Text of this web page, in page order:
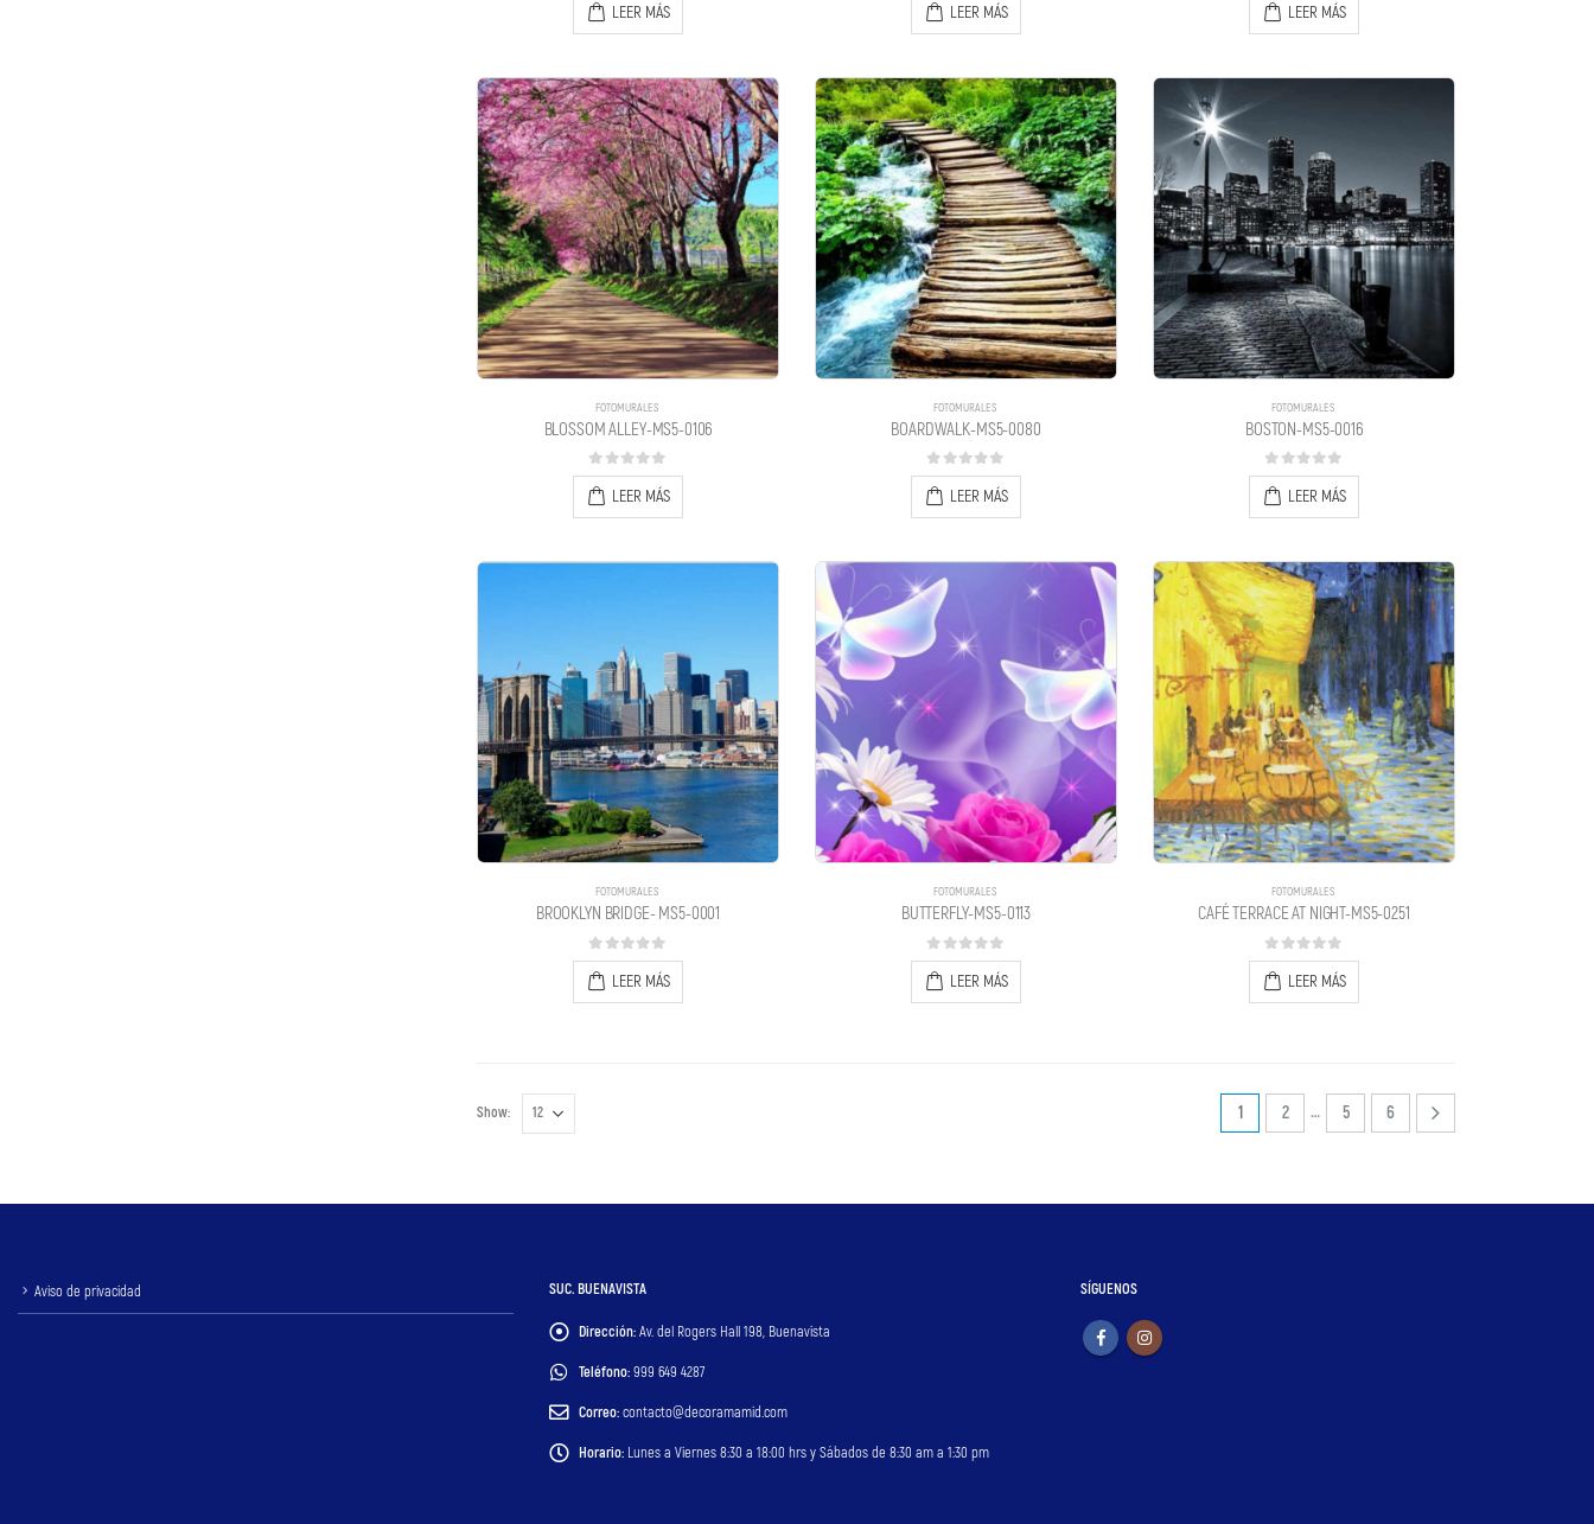
LEER MÁS LEER MÁS LEER MÁS
FOTOMURALES
BLOSSOM ALLEY-MS5-0106
0out of 5
LEER MÁS
FOTOMURALES
BOARDWALK-MS5-0080
0out of 5
LEER MÁS
FOTOMURALES
BOSTON-MS5-0016
0out of 5
LEER MÁS
FOTOMURALES
BROOKLYN BRIDGE- MS5-0001
0out of 5
LEER MÁS
FOTOMURALES
BUTTERFLY-MS5-0113
0out of 5
LEER MÁS
FOTOMURALES
CAFÉ TERRACE AT NIGHT-MS5-0251
0out of 5
LEER MÁS
Show: 1 2 … 5 6
Aviso de privacidad SUC. BUENAVISTA
Dirección:Av. del Rogers Hall 198, Buenavista
Teléfono:999 649 4287
Correo:contacto@decoramamid.com
Horario: Lunes a Viernes 8:30 a 18:00 hrs y Sábados de 8:30 am a 1:30 pm
SÍGUENOS